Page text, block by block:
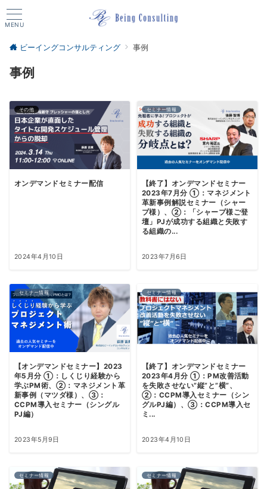
MENU
ビーイングコンサルティング 事例
事例
その他
オンデマンドセミナー配信
2024年4月10日
セミナー情報
【終了】オンデマンドセミナー
2023年7月分 ①：マネジメント
革新事例解説セミナー（シャー
プ様）、②：「シャープ様ご登
壇」PJが成功する組織と失敗す
る組織の...
2023年7月6日
セミナー情報
【オンデマンドセミナー】2023
年5月分 ①：しくじり経験から
学ぶPM術、②：マネジメント革
新事例（マツダ様）、③：
CCPM導入セミナー（シングル
PJ編）
2023年5月9日
セミナー情報
【終了】オンデマンドセミナー
2023年4月分 ①：PM改善活動
を失敗させない”縦”と”横”、
②：CCPM導入セミナー（シン
グルPJ編）、③：CCPM導入セ
ミ...
2023年4月10日
セミナー情報 セミナー情報